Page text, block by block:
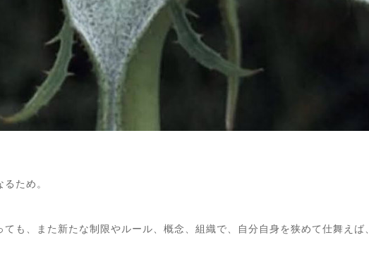
ため。
も、また新たな制限やルール、概念、組織で、自分自身を狭めて仕舞えば